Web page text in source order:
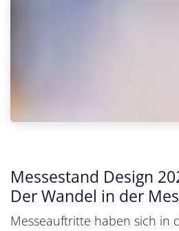
Messestand Design
Der Wandel in der
Messeauftritte haben sich in